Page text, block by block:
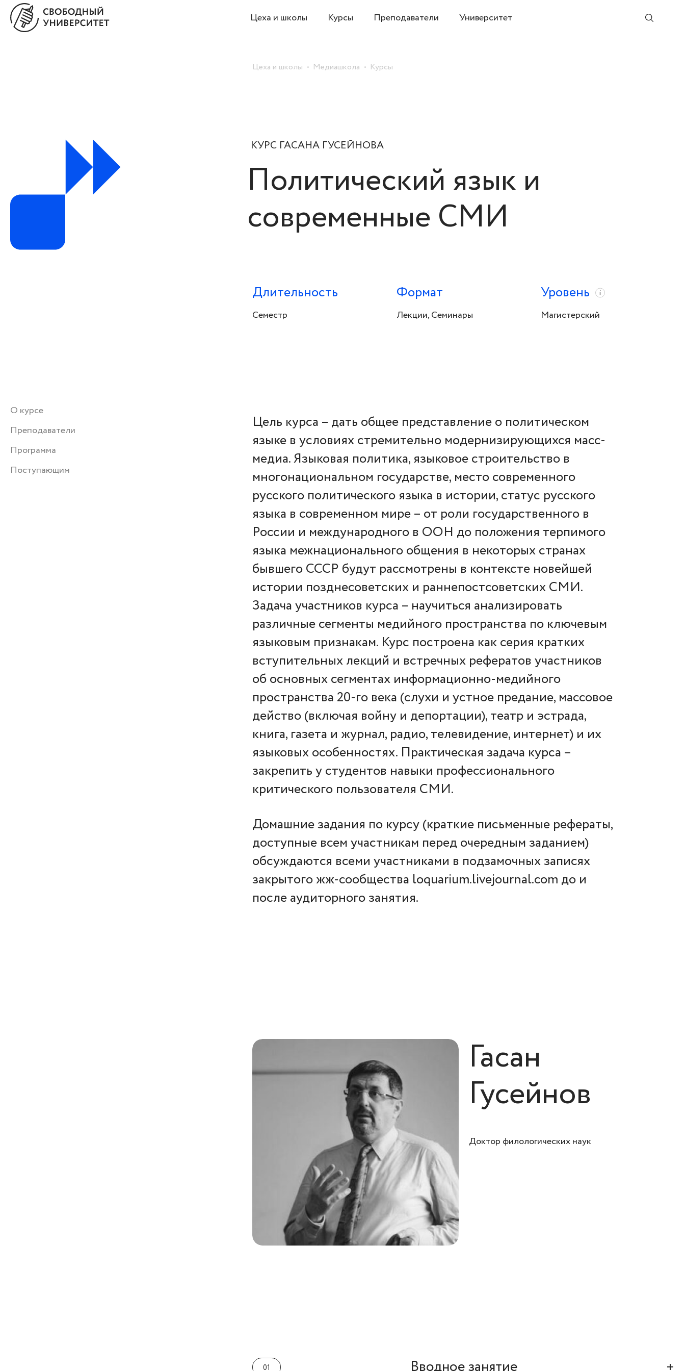
Цеха и школы Курсы Преподаватели Университет
Цеха и школы Медиашкола Курсы
Политический язык и
современные СМИ
КУРС ГАСАНА ГУСЕЙНОВА
Длительность
Семестр
Формат
Лекции, Семинары
Уровень i
Магистерский
О курсе
Преподаватели
Программа
Поступающим
Цель курса – дать общее представление о политическом
языке в условиях стремительно модернизирующихся масс-
медиа. Языковая политика, языковое строительство в
многонациональном государстве, место современного
русского политического языка в истории, статус русского
языка в современном мире – от роли государственного в
России и международного в ООН до положения терпимого
языка межнационального общения в некоторых странах
бывшего СССР будут рассмотрены в контексте новейшей
истории позднесоветских и раннепостсоветских СМИ.
Задача участников курса – научиться анализировать
различные сегменты медийного пространства по ключевым
языковым признакам. Курс построена как серия кратких
вступительных лекций и встречных рефератов участников
об основных сегментах информационно-медийного
пространства 20-го века (слухи и устное предание, массовое
действо (включая войну и депортации), театр и эстрада,
книга, газета и журнал, радио, телевидение, интернет) и их
языковых особенностях. Практическая задача курса –
закрепить у студентов навыки профессионального
критического пользователя СМИ.
Домашние задания по курсу (краткие письменные рефераты,
доступные всем участникам перед очередным заданием)
обсуждаются всеми участниками в подзамочных записях
закрытого жж-сообщества loquarium.livejournal.com до и
после аудиторного занятия.
Гасан
Гусейнов
Доктор филологических наук
01 Вводное занятие